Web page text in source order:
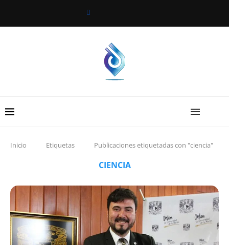
Inicio Etiquetas Publicaciones etiquetadas con "ciencia"
CIENCIA